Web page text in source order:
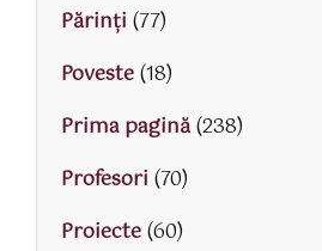
Părinţi (77)
Poveste(18)
Prima pagină(238)
Profesori (70)
Proiecte(60)